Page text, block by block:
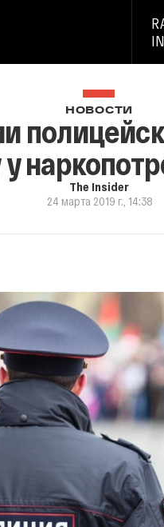
НОВОСТИ
у
The Insider
24 марта 2019 г., 14:38